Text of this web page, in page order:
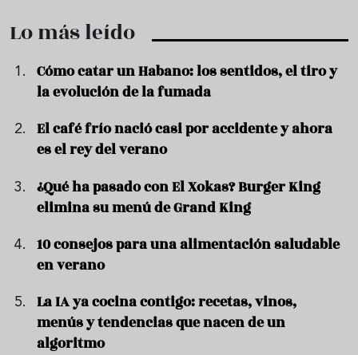
Lo más leído
Cómo catar un Habano: los sentidos, el tiro y
la evolución de la fumada
El café frío nació casi por accidente y ahora
es el rey del verano
¿Qué ha pasado con El Xokas? Burger King
elimina su menú de Grand King
10 consejos para una alimentación saludable
en verano
La IA ya cocina contigo: recetas, vinos,
menús y tendencias que nacen de un
algoritmo